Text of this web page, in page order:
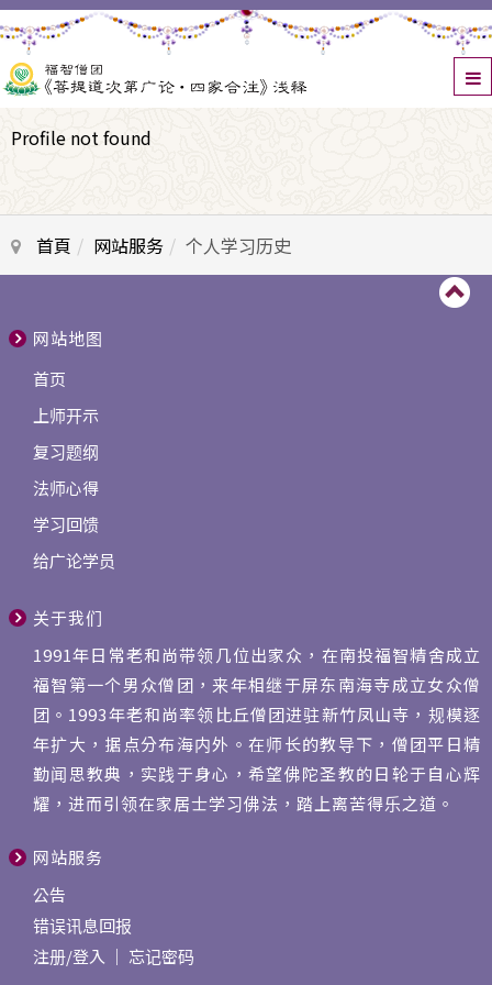
Profile not found
首頁 网站服务 个人学习历史
网站地图
首页
上师开示
复习题纲
法师心得
学习回馈
给广论学员
关于我们
1991年日常老和尚带领几位出家众，在南投福智精舍成立
福智第一个男众僧团，来年相继于屏东南海寺成立女众僧
团。1993年老和尚率领比丘僧团进驻新竹凤山寺，规模逐
年扩大，据点分布海内外。在师长的教导下，僧团平日精
勤闻思教典，实践于身心，希望佛陀圣教的日轮于自心辉
耀，进而引领在家居士学习佛法，踏上离苦得乐之道。
网站服务
公告
错误讯息回报
注册/登入 ｜ 忘记密码